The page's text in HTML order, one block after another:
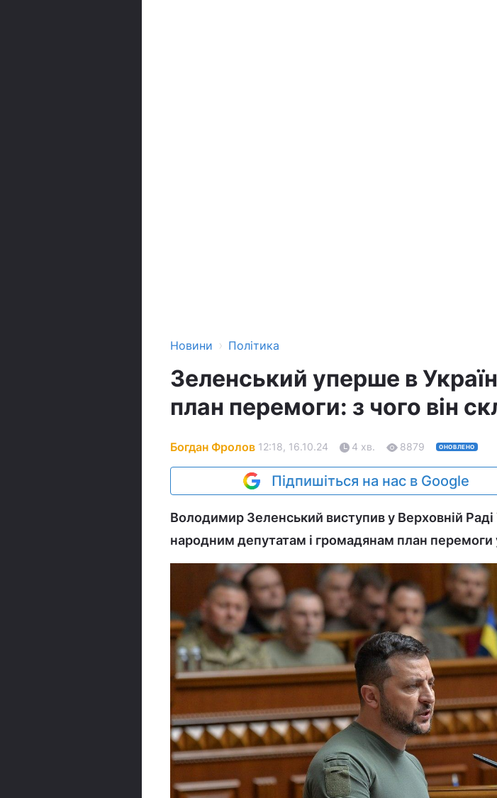
Новини › Політика
Зеленський уперше в
план перемоги: з чого він
Богдан Фролов 12:18, 16.10.24 4 хв. 8879 ОНОВЛЕНО
Підпишіться на нас в Google
Володимир Зеленський виступив у Верховній Раді
народним депутатам і громадянам план перемоги у